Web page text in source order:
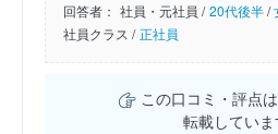
回答者： 社員・元社員 / 20代後半/
社員クラス / 正社員
この口コミ・評点
転載していま